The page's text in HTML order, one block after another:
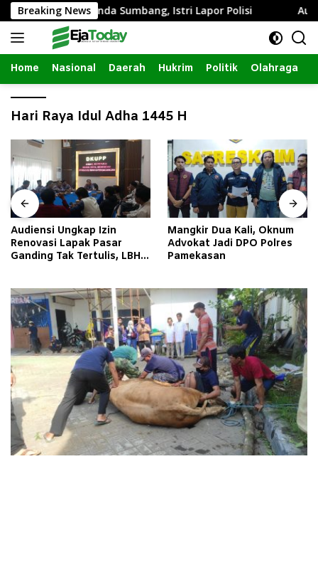
Langsung
ke
konten
Breaking News
dengan Janda Sumbang, Istri Lapor Polisi
Home Nasional Daerah Hukrim Politik Olahraga
Hari Raya Idul Adha 1445 H
Audiensi Ungkap Izin
Renovasi Lapak Pasar
Ganding Tak Tertulis, LBH
Mangkir Dua Kali, Oknum
Advokat Jadi DPO Polres
Pamekasan